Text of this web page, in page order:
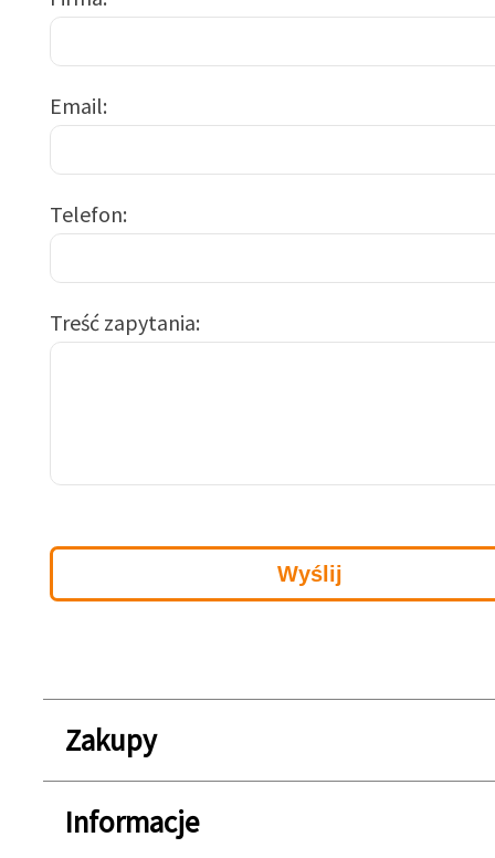
Email
Telefon
Treść zapytania
Zakupy
Informacje